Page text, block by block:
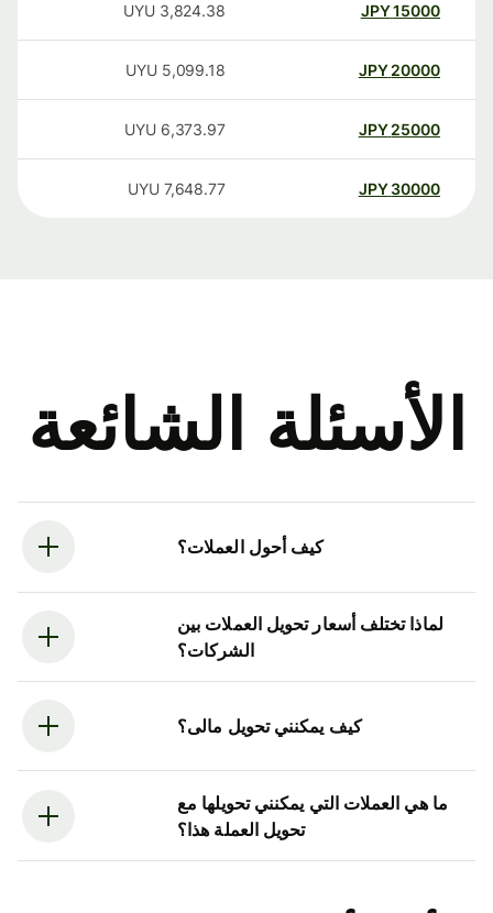
15000
JPY
3,824.38
UYU
20000
JPY
5,099.18
UYU
25000
JPY
6,373.97
UYU
30000
JPY
7,648.77
UYU
الأسئلة الشائعة
كيف أحول العملات؟
لماذا تختلف أسعار تحويل العملات بين
الشركات؟
كيف يمكنني تحويل مالى؟
ما هي العملات التي يمكنني تحويلها مع
تحويل العملة هذا؟